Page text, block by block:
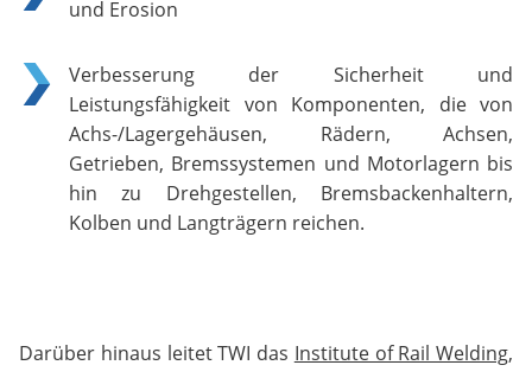
und Erosion
Verbesserung der Sicherheit und
Leistungsfähigkeit von Komponenten, die von
Achs-/Lagergehäusen, Rädern, Achsen,
Getrieben, Bremssystemen und Motorlagern bis
hin zu Drehgestellen, Bremsbackenhaltern,
Kolben und Langträgern reichen.
Darüber hinaus leitet TWI das Institute of Rail Welding,